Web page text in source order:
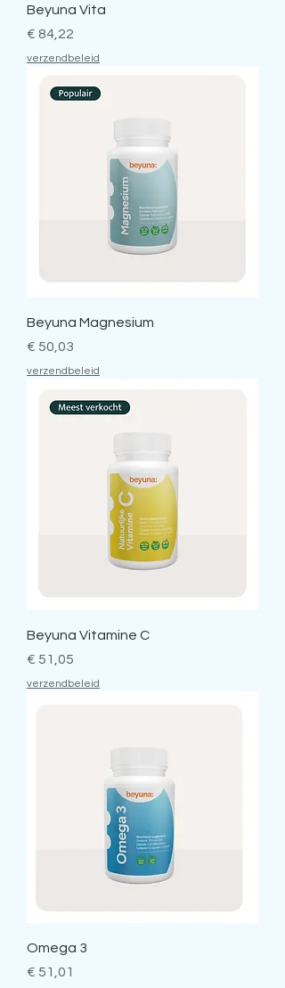
Beyuna Vita
Prijs
€ 84,22
verzendbeleid
Beyuna Magnesium
Prijs
€ 50,03
verzendbeleid
Beyuna Vitamine C
Prijs
€ 51,05
verzendbeleid
Omega 3
Prijs
€ 51,01